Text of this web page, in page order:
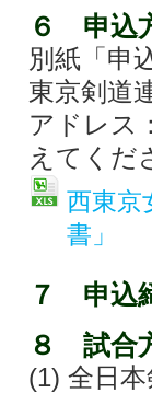
６ 申込
別紙「申
東京剣道
アドレス
えてくだ
西東京
書」
７ 申込
８ 試合
(1) 全日